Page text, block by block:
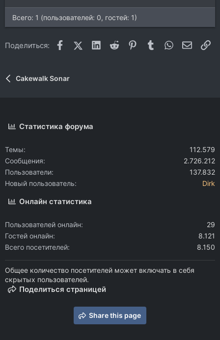
Всего: 1 (пользователей: 0, гостей: 1)
Поделиться: FacebookX (Twitter)
LinkedIn
Reddit Pinterest
Tumblr WhatsApp
Cakewalk Sonar
Статистика форума
Темы
112.579
Сообщения
2.726.212
Пользователи
137.832
Новый пользователь
Dirk
Онлайн статистика
Пользователей онлайн
29
Гостей онлайн
8.121
Всего посетителей
8.150
Общее количество посетителей может включать в себя
скрытых пользователей.
Поделиться страницей
Share this page